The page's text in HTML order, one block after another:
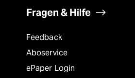
Fragen & Hilfe
Feedback
Aboservice
ePaper Login